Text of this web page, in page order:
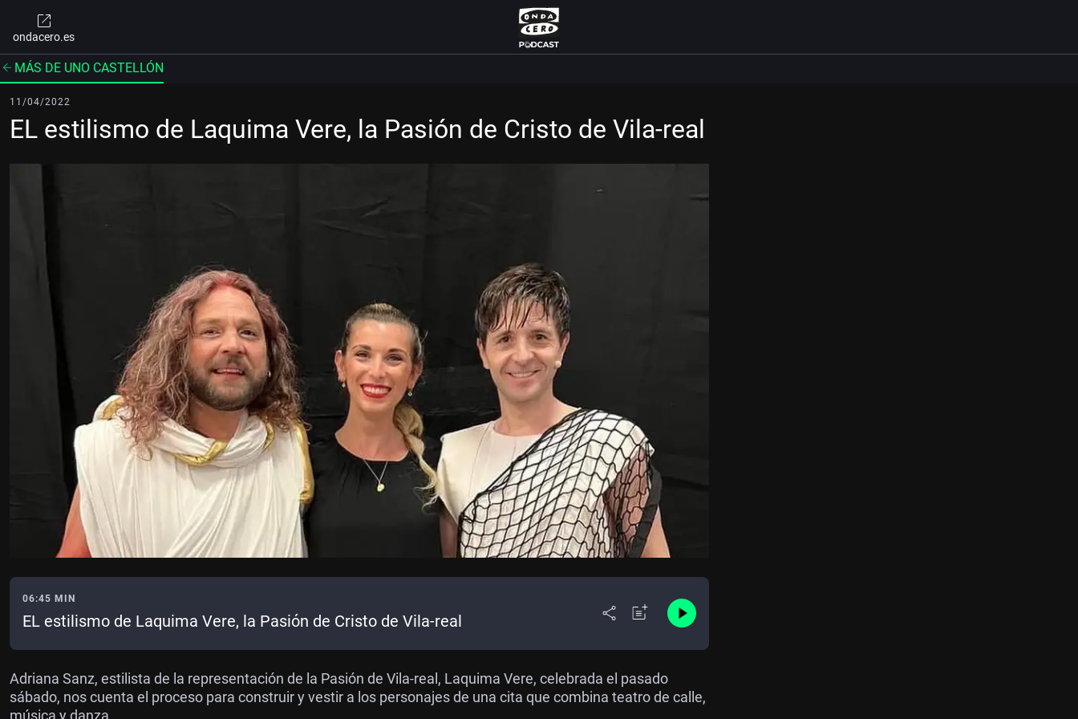
ondacero.es
MÁS DE UNO CASTELLÓN
11/04/2022
EL estilismo de Laquima Vere, la Pasión de Cristo de Vila-real
06:45 MIN
EL estilismo de Laquima Vere, la Pasión de Cristo de Vila-real
Adriana Sanz, estilista de la representación de la Pasión de Vila-real, Laquima Vere, celebrada el pasado
sábado, nos cuenta el proceso para construir y vestir a los personajes de una cita que combina teatro de calle,
música y danza.